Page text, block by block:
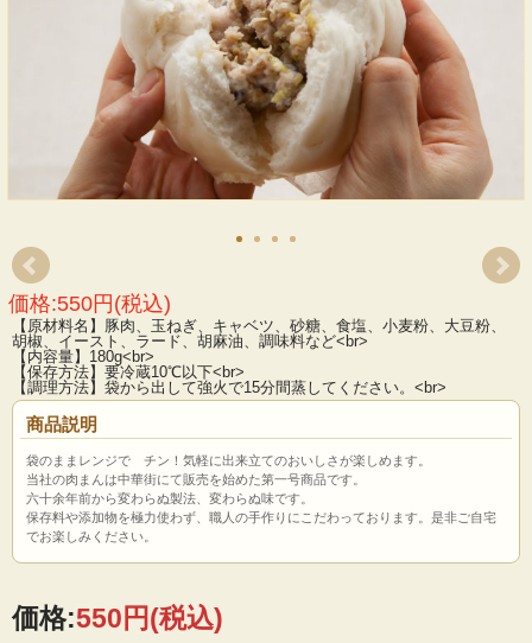
価格:550円(税込)
【原材料名】豚肉、玉ねぎ、キャベツ、砂糖、食塩、小麦粉、大豆粉、
胡椒、イースト、ラード、胡麻油、調味料など<br>
【内容量】180g<br>
【保存方法】要冷蔵10℃以下<br>
【調理方法】袋から出して強火で15分間蒸してください。<br>
商品説明
袋のままレンジで チン！気軽に出来立てのおいしさが楽しめます。
当社の肉まんは中華街にて販売を始めた第一号商品です。
六十余年前から変わらぬ製法、変わらぬ味です。
保存料や添加物を極力使わず、職人の手作りにこだわっております。是非ご自宅
でお楽しみください。
価格:550円(税込)